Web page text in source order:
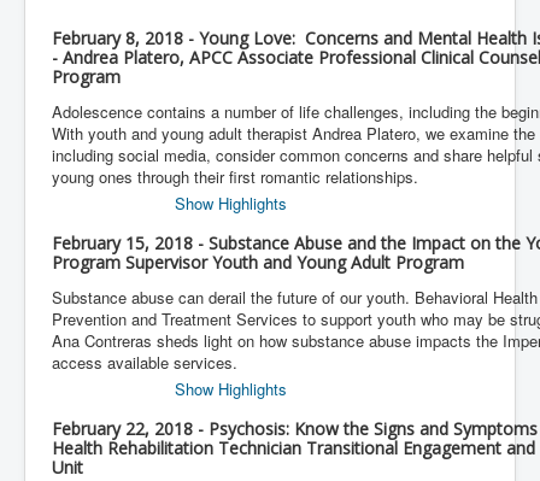
February 8, 2018 - Young Love: Concerns and Mental Health
- Andrea Platero, APCC Associate Professional Clinical
Program
Adolescence contains a number of life challenges, including the
With youth and young adult therapist Andrea Platero, we examine
including social media, consider common concerns and share
young ones through their first romantic relationships.
Show Highlights
February 15, 2018 - Substance Abuse and the Impact on the
Program Supervisor Youth and Young Adult Program
Substance abuse can derail the future of our youth. Behavioral
Prevention and Treatment Services to support youth who may be
Ana Contreras sheds light on how substance abuse impacts the
access available services.
Show Highlights
February 22, 2018 - Psychosis: Know the Signs and
Health Rehabilitation Technician Transitional Engagement and
Unit